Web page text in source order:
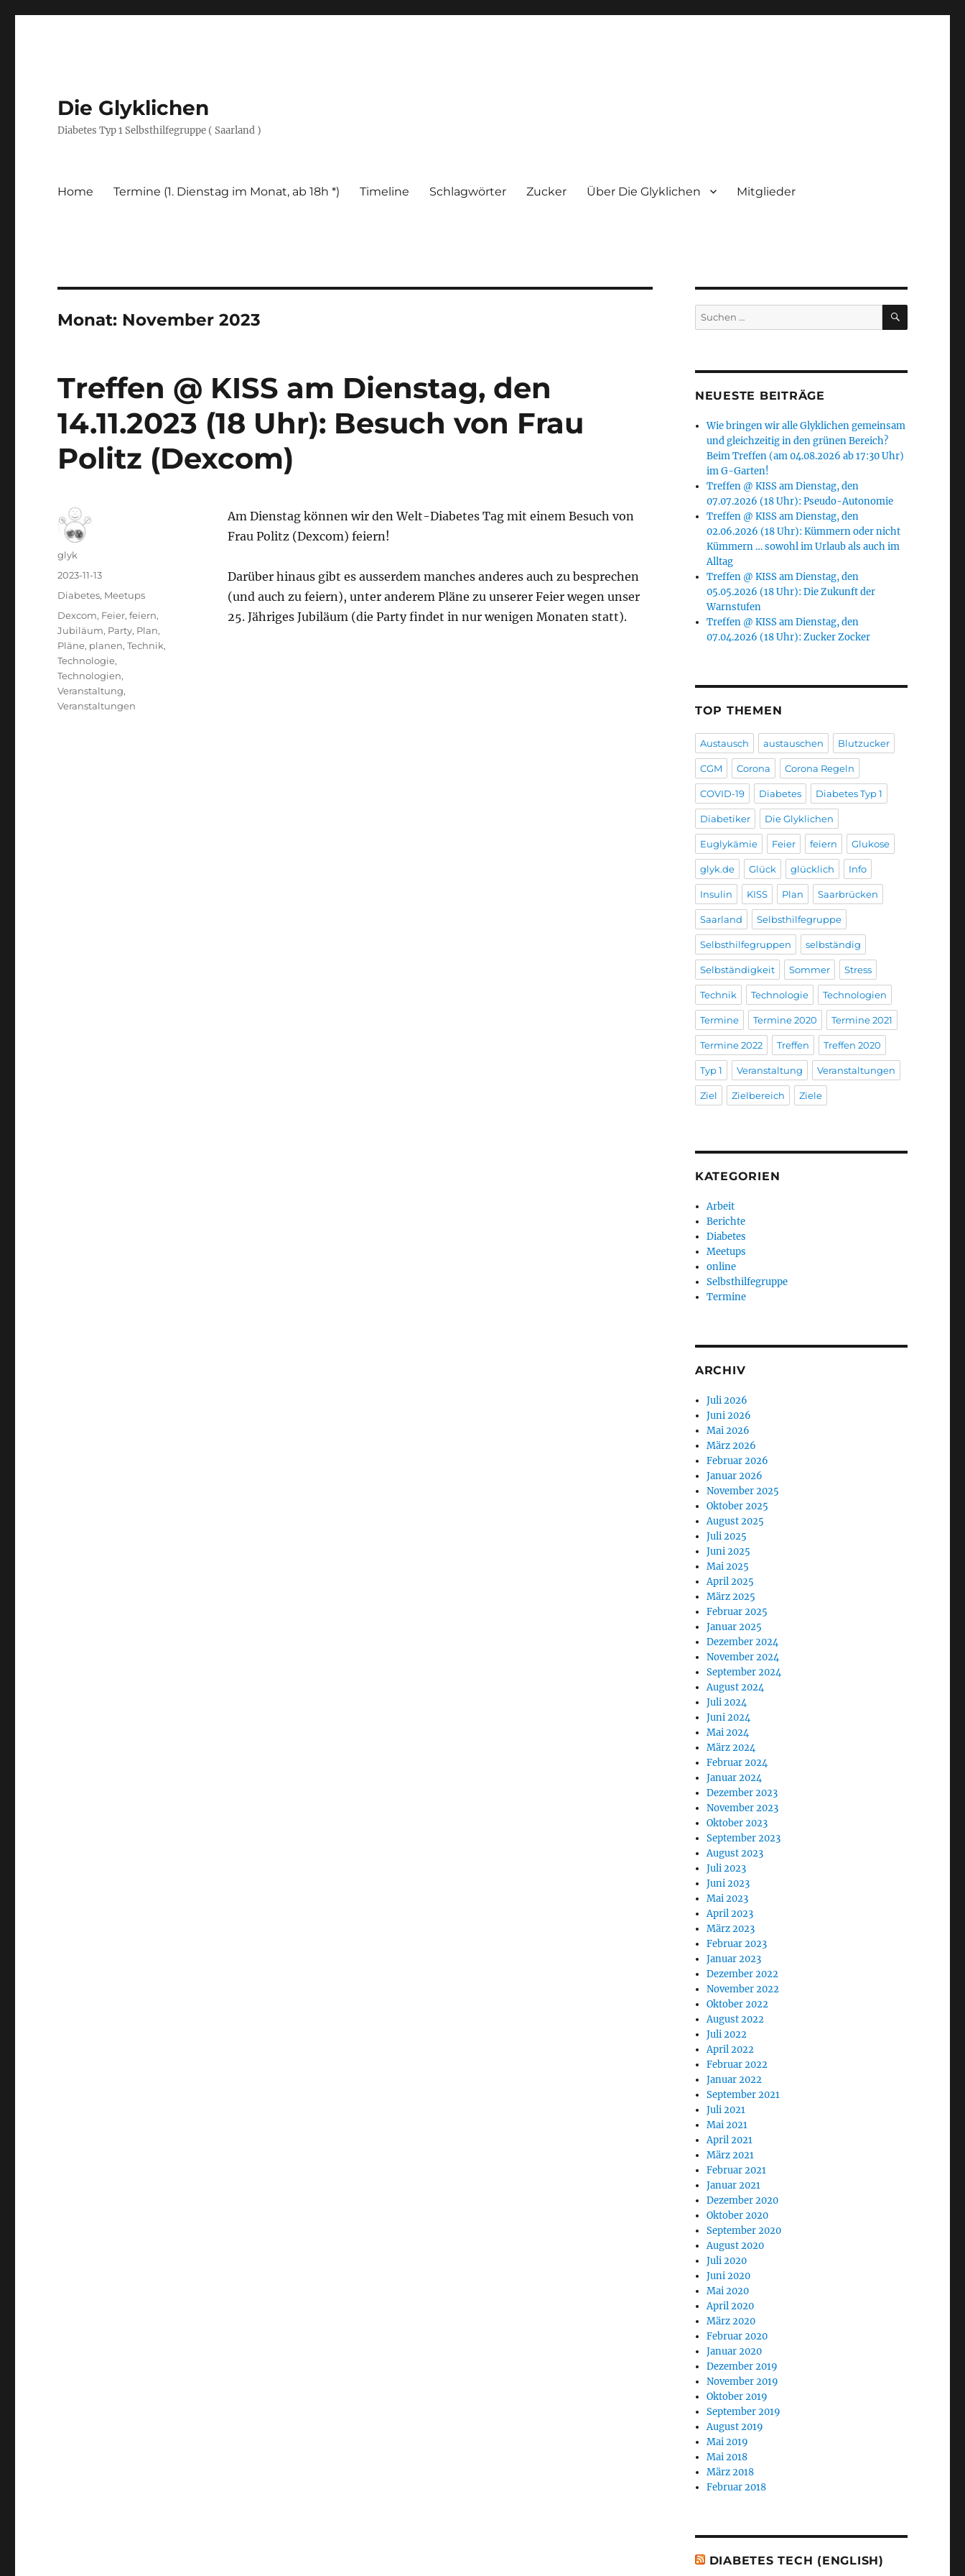
Die Glyklichen
Diabetes Typ 1 Selbsthilfegruppe ( Saarland )
Home Termine (1. Dienstag im Monat, ab 18h *) Timeline Schlagwörter Zucker Über Die Glyklichen Mitglieder
Monat: November 2023
Treffen @ KISS am Dienstag, den
14.11.2023 (18 Uhr): Besuch von Frau
Politz (Dexcom)
Am Dienstag können wir den Welt-Diabetes Tag mit einem Besuch von
Frau Politz (Dexcom) feiern!
Darüber hinaus gibt es ausserdem manches anderes auch zu besprechen
(und auch zu feiern), unter anderem Pläne zu unserer Feier wegen unser
25. Jähriges Jubiläum (die Party findet in nur wenigen Monaten statt).
Autor
glyk
Veröffentlicht
am
2023-11-13
Kategorien
Diabetes, Meetups
Schlagwörter
Dexcom, Feier,feiern,
Jubiläum, Party, Plan,
Pläne, planen,Technik,
Technologie,
Technologien,
Veranstaltung,
Veranstaltungen
Suchen
nach:
SUCHEN
NEUESTE BEITRÄGE
Wie bringen wir alle Glyklichen gemeinsam
und gleichzeitig in den grünen Bereich?
Beim Treffen (am 04.08.2026 ab 17:30 Uhr)
im G-Garten!
Treffen @ KISS am Dienstag, den
07.07.2026 (18 Uhr): Pseudo-Autonomie
Treffen @ KISS am Dienstag, den
02.06.2026 (18 Uhr): Kümmern oder nicht
Kümmern … sowohl im Urlaub als auch im
Alltag
Treffen @ KISS am Dienstag, den
05.05.2026 (18 Uhr): Die Zukunft der
Warnstufen
Treffen @ KISS am Dienstag, den
07.04.2026 (18 Uhr): Zucker Zocker
TOP THEMEN
Austausch austauschen Blutzucker
CGM Corona Corona Regeln
COVID-19 Diabetes Diabetes Typ 1
Diabetiker Die Glyklichen
Euglykämie Feier feiern Glukose
glyk.de Glück glücklich Info
Insulin KISS Plan Saarbrücken
Saarland Selbsthilfegruppe
Selbsthilfegruppen selbständig
Selbständigkeit Sommer Stress
Technik Technologie Technologien
Termine Termine 2020 Termine 2021
Termine 2022 Treffen Treffen 2020
Typ 1 Veranstaltung Veranstaltungen
Ziel Zielbereich Ziele
KATEGORIEN
Arbeit
Berichte
Diabetes
Meetups
online
Selbsthilfegruppe
Termine
ARCHIV
Juli 2026
Juni 2026
Mai 2026
März 2026
Februar 2026
Januar 2026
November 2025
Oktober 2025
August 2025
Juli 2025
Juni 2025
Mai 2025
April 2025
März 2025
Februar 2025
Januar 2025
Dezember 2024
November 2024
September 2024
August 2024
Juli 2024
Juni 2024
Mai 2024
März 2024
Februar 2024
Januar 2024
Dezember 2023
November 2023
Oktober 2023
September 2023
August 2023
Juli 2023
Juni 2023
Mai 2023
April 2023
März 2023
Februar 2023
Januar 2023
Dezember 2022
November 2022
Oktober 2022
August 2022
Juli 2022
April 2022
Februar 2022
Januar 2022
September 2021
Juli 2021
Mai 2021
April 2021
März 2021
Februar 2021
Januar 2021
Dezember 2020
Oktober 2020
September 2020
August 2020
Juli 2020
Juni 2020
Mai 2020
April 2020
März 2020
Februar 2020
Januar 2020
Dezember 2019
November 2019
Oktober 2019
September 2019
August 2019
Mai 2019
Mai 2018
März 2018
Februar 2018
DIABETES TECH (ENGLISH)